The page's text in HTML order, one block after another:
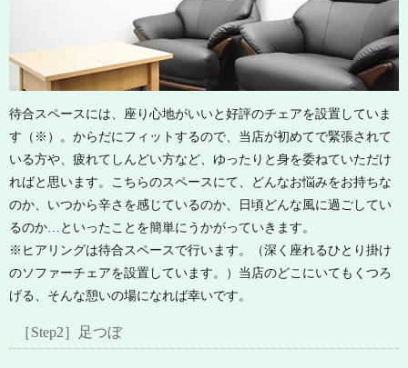
待合スペースには、座り心地がいいと好評のチェアを設置していま
す（※）。からだにフィットするので、当店が初めてで緊張されて
いる方や、疲れてしんどい方など、ゆったりと身を委ねていただけ
ればと思います。こちらのスペースにて、どんなお悩みをお持ちな
のか、いつから辛さを感じているのか、日頃どんな風に過ごしてい
るのか…といったことを簡単にうかがっていきます。
※ヒアリングは待合スペースで行います。（深く座れるひとり掛け
のソファーチェアを設置しています。）当店のどこにいてもくつろ
げる、そんな憩いの場になれば幸いです。
［Step2］足つぼ